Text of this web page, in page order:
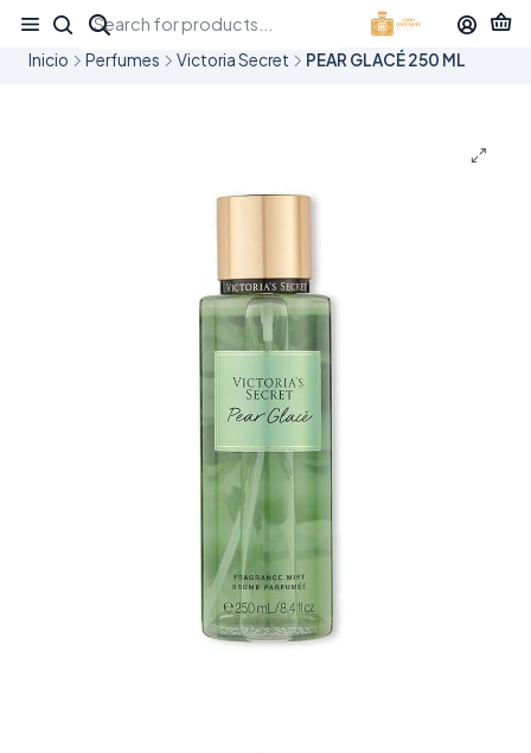
¡APROVECHA NUESTRAS OFERTAS EN TUBBEES ESTE DÍA DEL NIÑO!
Inicio Perfumes Victoria Secret PEAR GLACÉ 250 ML